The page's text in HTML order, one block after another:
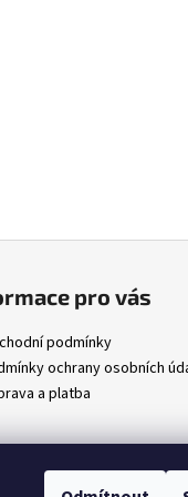
pro vás
podmínky
ochrany osobních
a platba